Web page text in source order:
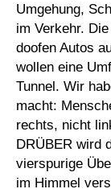
Umgehung,
im Verkehr.
doofen Autos
wollen eine
Tunnel. Wir
macht:
rechts, nicht
DRÜBER wird
vierspurige
im Himmel